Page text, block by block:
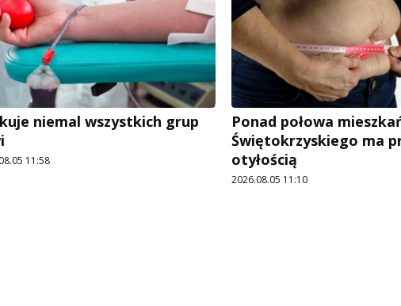
niemal wszystkich grup
11:58
Ponad połowa
Świętokrzyskiego ma
otyłością
2026.08.05 11:10